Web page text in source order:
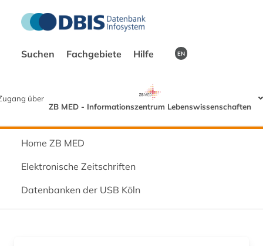
Suchen Fachgebiete Hilfe EN
über
ZB MED - Informationszentrum Lebenswissenschaften
Home ZB MED
Elektronische Zeitschriften
Datenbanken der USB Köln